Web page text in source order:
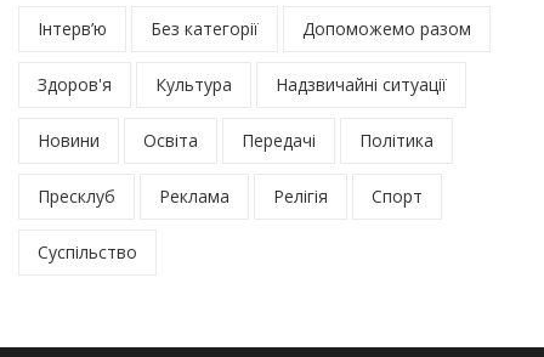
Інтерв’ю Без категорії Допоможемо разом
Здоров'я Культура Надзвичайні ситуації
Новини Освіта Передачі Політика
Пресклуб Реклама Релігія Спорт
Суспільство